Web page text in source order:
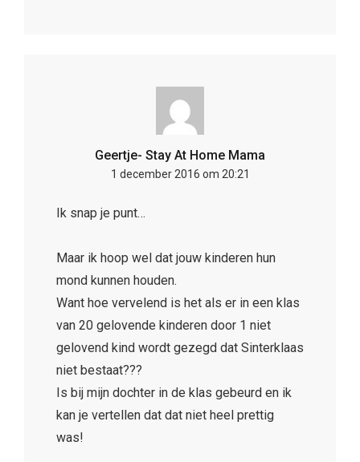
Geertje- Stay At Home Mama
1 december 2016 om 20:21
Ik snap je punt…
Maar ik hoop wel dat jouw kinderen hun
mond kunnen houden.
Want hoe vervelend is het als er in een klas
van 20 gelovende kinderen door 1 niet
gelovend kind wordt gezegd dat Sinterklaas
niet bestaat???
Is bij mijn dochter in de klas gebeurd en ik
kan je vertellen dat dat niet heel prettig
was!